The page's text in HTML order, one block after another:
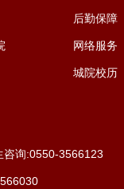
后勤保障
网络服务
城院校历
咨询:0550-3566123